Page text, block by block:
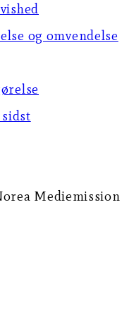
og omvendelse
Mediemission